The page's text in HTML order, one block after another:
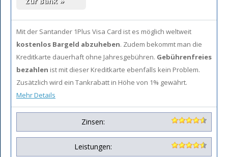
Mit der Santander 1Plus Visa Card ist es möglich weltweit
kostenlos Bargeld abzuheben. Zudem bekommt man die
Kreditkarte dauerhaft ohne Jahresgebühren. Gebührenfreies
bezahlen ist mit dieser Kreditkarte ebenfalls kein Problem.
Zusätzlich wird ein Tankrabatt in Höhe von 1% gewährt.
Mehr Details
Zinsen:
Leistungen: